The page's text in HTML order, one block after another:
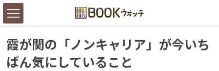
霞が関の「ノンキャリア」が今いち
ばん気にしていること